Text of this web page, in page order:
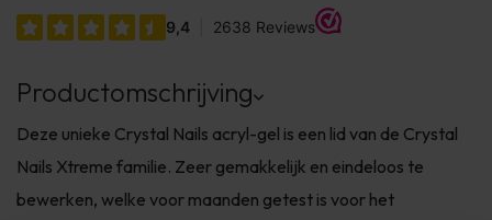
Productomschrijving
Deze unieke Crystal Nails acryl-gel is een lid van de Crystal
Nails Xtreme familie. Zeer gemakkelijk en eindeloos te
bewerken, welke voor maanden getest is voor het